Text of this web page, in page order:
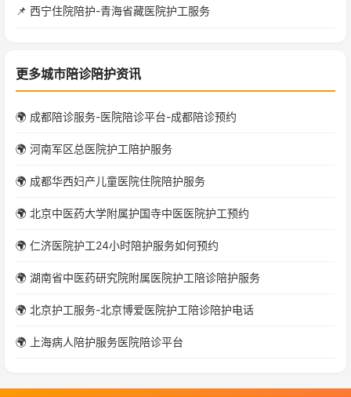
📌 西宁住院陪护-青海省藏医院护工服务
更多城市陪诊陪护资讯
🌍 成都陪诊服务-医院陪诊平台-成都陪诊预约
🌍 河南军区总医院护工陪护服务
🌍 成都华西妇产儿童医院住院陪护服务
🌍 北京中医药大学附属护国寺中医医院护工预约
🌍 仁济医院护工24小时陪护服务如何预约
🌍 湖南省中医药研究院附属医院护工陪诊陪护服务
🌍 北京护工服务-北京博爱医院护工陪诊陪护电话
🌍 上海病人陪护服务医院陪诊平台